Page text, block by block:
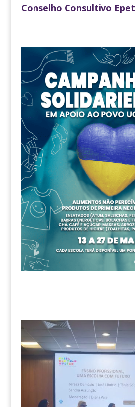
Conselho Consultivo Epet